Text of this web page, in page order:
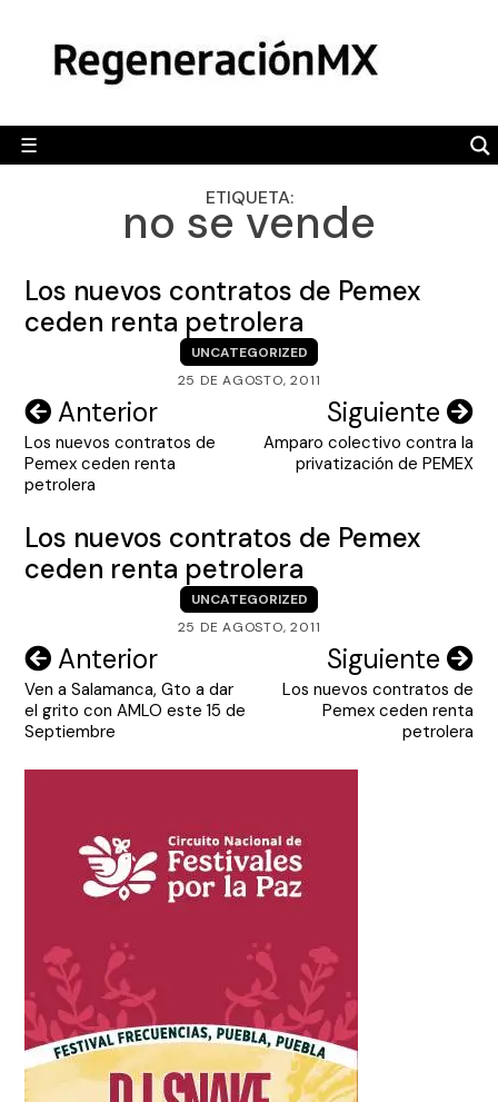
content
☰
POLÍTICA
CAMALEÓN
OPINIÓN
ENGLISH SECTION
VIDEOS
ETIQUETA:
no se vende
Los nuevos contratos de Pemex
ceden renta petrolera
UNCATEGORIZED
25 DE AGOSTO, 2011
Navegación
de
entradas
Anterior
Los nuevos contratos de
Pemex ceden renta
petrolera
Siguiente
Amparo colectivo contra la
privatización de PEMEX
Los nuevos contratos de Pemex
ceden renta petrolera
UNCATEGORIZED
25 DE AGOSTO, 2011
Navegación
de
entradas
Anterior
Ven a Salamanca, Gto a dar
el grito con AMLO este 15 de
Septiembre
Siguiente
Los nuevos contratos de
Pemex ceden renta
petrolera